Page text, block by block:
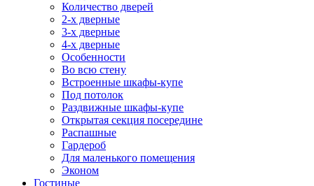
Количество дверей
2-х дверные
3-х дверные
4-х дверные
Особенности
Во всю стену
Встроенные шкафы-купе
Под потолок
Раздвижные шкафы-купе
Открытая секция посередине
Распашные
Гардероб
Для маленького помещения
Эконом
Гостиные